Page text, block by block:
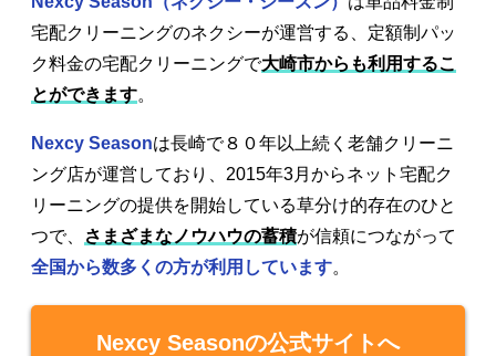
宅配クリーニングのネクシーが運営する、定額制パッ
ク料金の宅配クリーニングで大崎市からも利用するこ
とができます。
Nexcy Seasonは長崎で８０年以上続く老舗クリーニ
ング店が運営しており、2015年3月からネット宅配ク
リーニングの提供を開始している草分け的存在のひと
つで、
さまざまなノウハウの蓄積が信頼につながって
全国から数多くの方が利用しています。
Nexcy Seasonの公式サイトへ